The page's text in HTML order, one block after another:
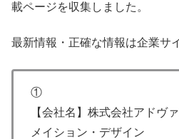
載ページを収集しました。
最新情報・正確な情報は企業サ
①
【会社名】株式会社アドヴ
メイション・デザイン